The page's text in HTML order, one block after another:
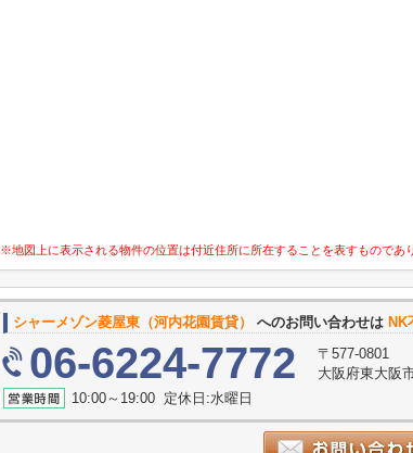
※地図上に表示される物件の位置は付近住所に所在することを表すものであ
シャーメゾン菱屋東（河内花園賃貸） へのお問い合わせは NK
06-6224-7772
〒577-0801
大阪府東大阪
10:00～19:00 定休日:水曜日